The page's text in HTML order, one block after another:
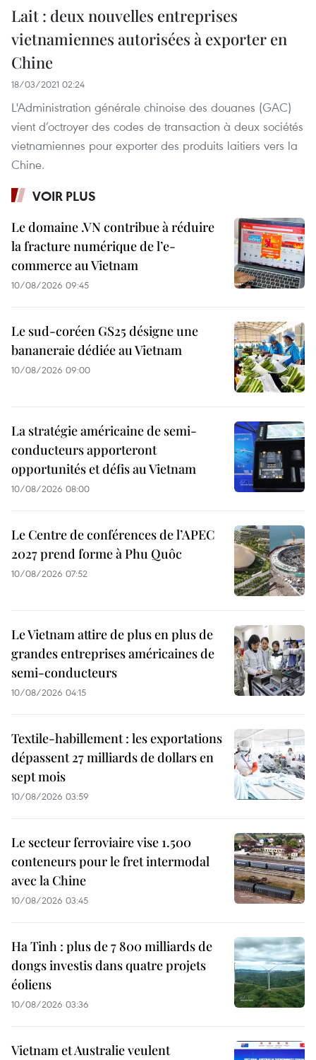
Lait : deux nouvelles entreprises
vietnamiennes autorisées à exporter en
Chine
18/03/2021 02:24
L'Administration générale chinoise des douanes (GAC)
vient d’octroyer des codes de transaction à deux sociétés
vietnamiennes pour exporter des produits laitiers vers la
Chine.
VOIR PLUS
Le domaine .VN contribue à réduire
la fracture numérique de l’e-
commerce au Vietnam
10/08/2026 09:45
Le sud-coréen GS25 désigne une
bananeraie dédiée au Vietnam
10/08/2026 09:00
La stratégie américaine de semi-
conducteurs apporteront
opportunités et défis au Vietnam
10/08/2026 08:00
Le Centre de conférences de l’APEC
2027 prend forme à Phu Quôc
10/08/2026 07:52
Le Vietnam attire de plus en plus de
grandes entreprises américaines de
semi-conducteurs
10/08/2026 04:15
Textile-habillement : les exportations
dépassent 27 milliards de dollars en
sept mois
10/08/2026 03:59
Le secteur ferroviaire vise 1.500
conteneurs pour le fret intermodal
avec la Chine
10/08/2026 03:45
Ha Tinh : plus de 7 800 milliards de
dongs investis dans quatre projets
éoliens
10/08/2026 03:36
Vietnam et Australie veulent